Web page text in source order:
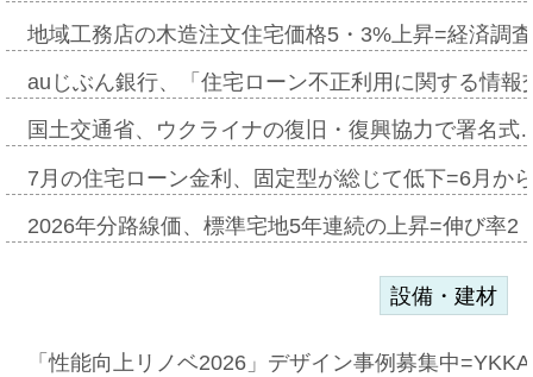
地域工務店の木造注文住宅価格5・3%上昇=経済調
auじぶん銀行、「住宅ローン不正利用に関する情
国土交通省、ウクライナの復旧・復興協力で署名
7月の住宅ローン金利、固定型が総じて低下=6月か
2026年分路線価、標準宅地5年連続の上昇=伸び率
設備・建材
「性能向上リノベ2026」デザイン事例募集中